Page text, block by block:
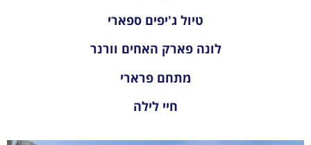
טיול ג'יפים ספארי
לונה פארק האחים וורנר
מתחם פרארי
חיי לילה